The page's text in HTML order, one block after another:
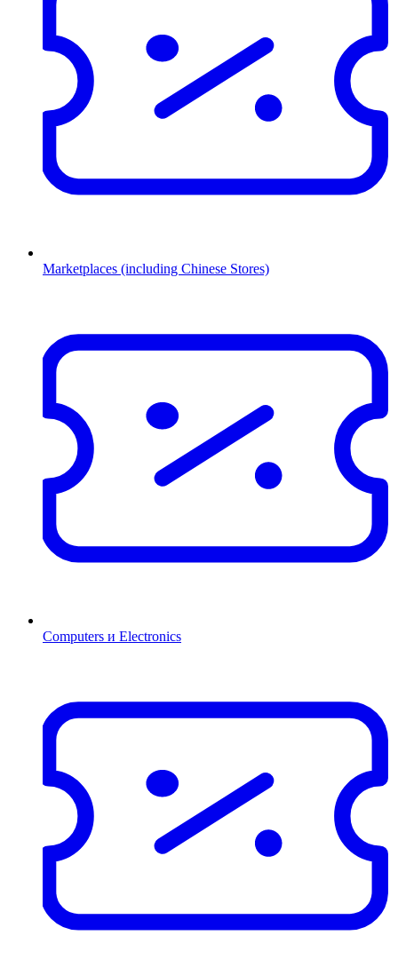
Marketplaces (including Chinese Stores)
Computers и Electronics